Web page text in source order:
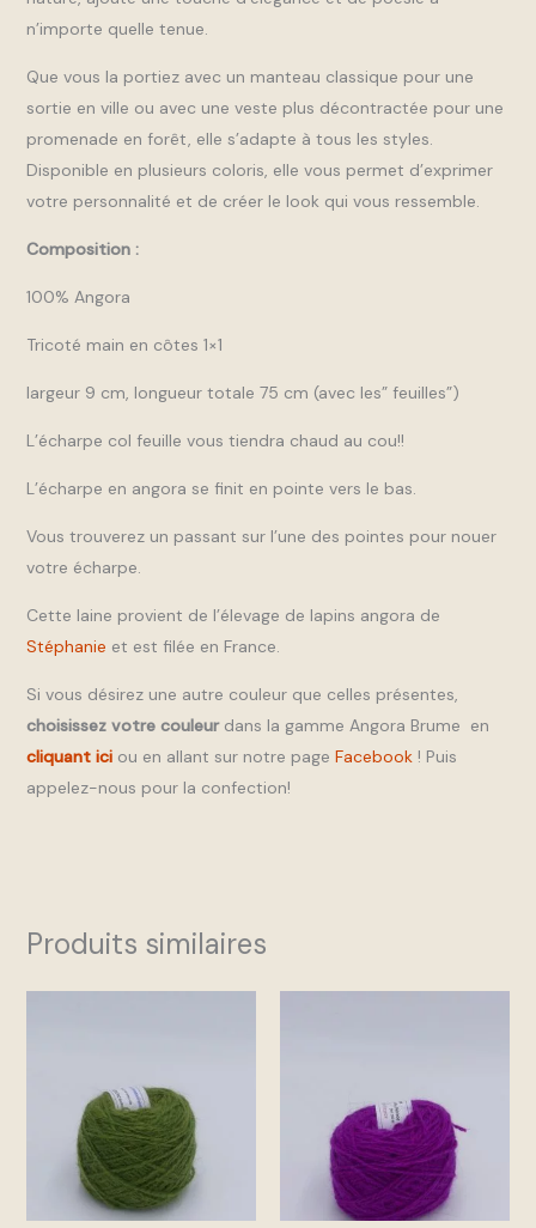
n’importe quelle tenue.
Que vous la portiez avec un manteau classique pour une
sortie en ville ou avec une veste plus décontractée pour une
promenade en forêt, elle s’adapte à tous les styles.
Disponible en plusieurs coloris, elle vous permet d’exprimer
votre personnalité et de créer le look qui vous ressemble.
Composition :
100% Angora
Tricoté main en côtes 1×1
largeur 9 cm, longueur totale 75 cm (avec les” feuilles”)
L’écharpe col feuille vous tiendra chaud au cou!!
L’écharpe en angora se finit en pointe vers le bas.
Vous trouverez un passant sur l’une des pointes pour nouer
votre écharpe.
Cette laine provient de l’élevage de lapins angora de
Stéphanie et est filée en France.
Si vous désirez une autre couleur que celles présentes,
choisissez votre couleurdans la gamme Angora Brume en
cliquant iciou en allant sur notre page Facebook! Puis
appelez-nous pour la confection!
Produits similaires